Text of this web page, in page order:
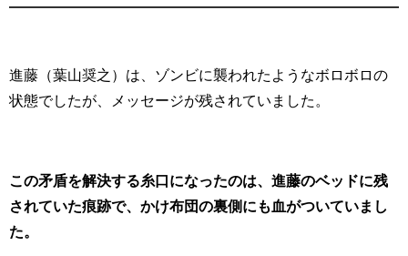
進藤（葉山奨之）は、ゾンビに襲われたようなボロボロの
状態でしたが、メッセージが残されていました。
この矛盾を解決する糸口になったのは、進藤のベッドに残
されていた痕跡で、かけ布団の裏側にも血がついていまし
た。